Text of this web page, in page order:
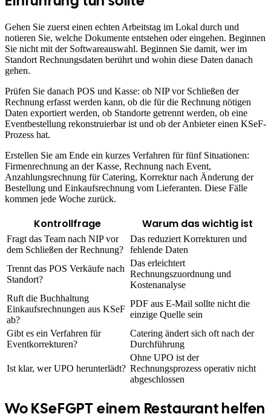
Gehen Sie zuerst einen echten Arbeitstag im Lokal durch und
notieren Sie, welche Dokumente entstehen oder eingehen. Beginnen
Sie nicht mit der Softwareauswahl. Beginnen Sie damit, wer im
Standort Rechnungsdaten berührt und wohin diese Daten danach
gehen.
Prüfen Sie danach POS und Kasse: ob NIP vor Schließen der
Rechnung erfasst werden kann, ob die für die Rechnung nötigen
Daten exportiert werden, ob Standorte getrennt werden, ob eine
Eventbestellung rekonstruierbar ist und ob der Anbieter einen KSeF-
Prozess hat.
Erstellen Sie am Ende ein kurzes Verfahren für fünf Situationen:
Firmenrechnung an der Kasse, Rechnung nach Event,
Anzahlungsrechnung für Catering, Korrektur nach Änderung der
Bestellung und Einkaufsrechnung vom Lieferanten. Diese Fälle
kommen jede Woche zurück.
Kontrollfrage Warum das wichtig ist
Fragt das Team nach NIP vor
dem Schließen der Rechnung?
Das reduziert Korrekturen und
fehlende Daten
Trennt das POS Verkäufe nach
Standort?
Das erleichtert
Rechnungszuordnung und
Kostenanalyse
Ruft die Buchhaltung
Einkaufsrechnungen aus KSeF
ab?
PDF aus E-Mail sollte nicht die
einzige Quelle sein
Gibt es ein Verfahren für
Eventkorrekturen?
Catering ändert sich oft nach der
Durchführung
Ist klar, wer UPO herunterlädt?
Ohne UPO ist der
Rechnungsprozess operativ nicht
abgeschlossen
Wo KSeFGPT einem Restaurant helfen